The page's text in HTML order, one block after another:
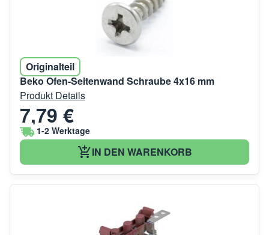
Originalteil
Beko Ofen-Seitenwand Schraube 4x16 mm
Produkt Details
7,79 €
1-2 Werktage
IN DEN WARENKORB